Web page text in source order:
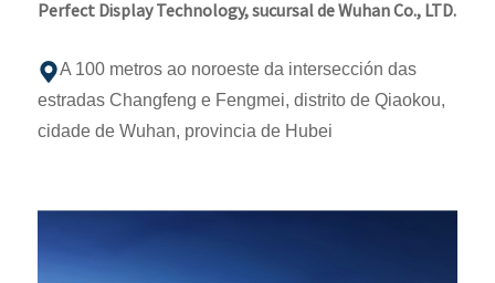
Perfect Display Technology, sucursal de Wuhan Co., LTD.
A 100 metros ao noroeste da intersección das
estradas Changfeng e Fengmei, distrito de Qiaokou,
cidade de Wuhan, provincia de Hubei